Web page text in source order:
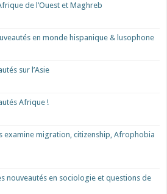
de l’Ouest et Maghreb
en monde hispanique & lusophone
sur l’Asie
Afrique !​
examine migration, citizenship, Afrophobia
nouveautés en sociologie et questions de